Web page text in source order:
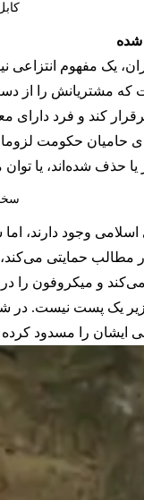
شده
یک مفهوم انتزاعی
مشتریانش را از دست
کند و فرد دارای
حامیان حکومت
یا حذف شده‌اند، یا
اسلامی وجود دارند،
مطالب حمایتی
و میکروفون را
یک پست نیست. در
ایشان را مسدود